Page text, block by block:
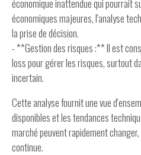
économique inattendue qui pourrait
économiques majeures, l'analyse
la prise de décision.
- **Gestion des risques :** Il est
loss pour gérer les risques, surtout
incertain.
Cette analyse fournit une vue
disponibles et les tendances
marché peuvent rapidement
continue.